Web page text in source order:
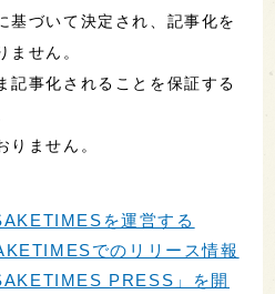
基づいて決定され、記事化を
ません。
記事化されることを保証する
りません。
を運営する
でのリリース情報
PRESS」を開